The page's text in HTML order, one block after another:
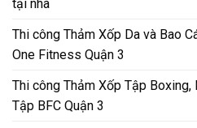
tại nhà
Thi công Thảm Xốp Da và Bao
One Fitness Quận 3
Thi công Thảm Xốp Tập
Tập BFC Quận 3